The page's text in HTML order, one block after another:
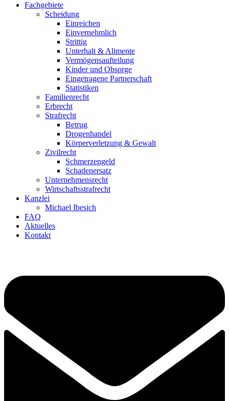
Fachgebiete
Scheidung
Einreichen
Einvernehmlich
Strittig
Unterhalt & Alimente
Vermögensaufteilung
Kinder und Obsorge
Eingetragene Partnerschaft
Statistiken
Familienrecht
Erbrecht
Strafrecht
Betrug
Drogenhandel
Körperverletzung & Gewalt
Zivilrecht
Schmerzengeld
Schadenersatz
Unternehmensrecht
Wirtschaftsstrafrecht
Kanzlei
Michael Ibesich
FAQ
Aktuelles
Kontakt